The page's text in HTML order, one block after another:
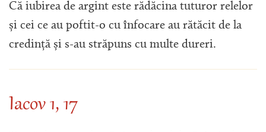
Că iubirea de argint este rădăcina tuturor relelor
și cei ce au poftit-o cu înfocare au rătăcit de la
credință și s-au străpuns cu multe dureri.
Iacov 1, 17